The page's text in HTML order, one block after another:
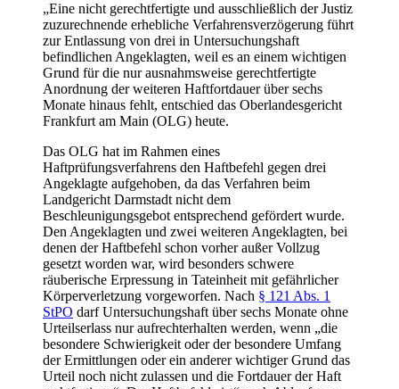
„Eine nicht gerechtfertigte und ausschließlich der Justiz
zuzurechnende erhebliche Verfahrensverzögerung führt
zur Entlassung von drei in Untersuchungshaft
befindlichen Angeklagten, weil es an einem wichtigen
Grund für die nur ausnahmsweise gerechtfertigte
Anordnung der weiteren Haftfortdauer über sechs
Monate hinaus fehlt, entschied das Oberlandesgericht
Frankfurt am Main (OLG) heute.
Das OLG hat im Rahmen eines
Haftprüfungsverfahrens den Haftbefehl gegen drei
Angeklagte aufgehoben, da das Verfahren beim
Landgericht Darmstadt nicht dem
Beschleunigungsgebot entsprechend gefördert wurde.
Den Angeklagten und zwei weiteren Angeklagten, bei
denen der Haftbefehl schon vorher außer Vollzug
gesetzt worden war, wird besonders schwere
räuberische Erpressung in Tateinheit mit gefährlicher
Körperverletzung vorgeworfen. Nach § 121 Abs. 1
StPO darf Untersuchungshaft über sechs Monate ohne
Urteilserlass nur aufrechterhalten werden, wenn „die
besondere Schwierigkeit oder der besondere Umfang
der Ermittlungen oder ein anderer wichtiger Grund das
Urteil noch nicht zulassen und die Fortdauer der Haft